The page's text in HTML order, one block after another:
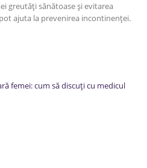
greutăți sănătoase și evitarea
ajuta la prevenirea incontinenței.
femei: cum să discuți cu medicul